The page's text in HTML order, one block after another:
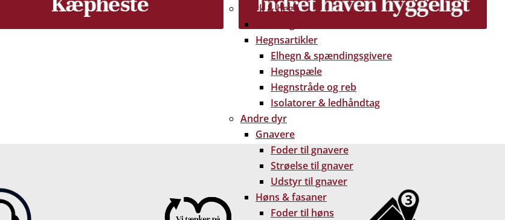
Mark & hegn
Hegnsartikler
Elhegn & spændingsgivere
Hegnspæle
Hegnstråde og reb
Isolatorer & ledhåndtag
Andre dyr
Gnavere
Foder til gnavere
Strøelse til gnaver
Udstyr til gnaver
Høns & fasaner
Foder til høns
Otterup eller et andet sted på Fyn? Vi leverer gratis dine træpiller på hele Fyn. Uanset hvor på Fyn
kommer hele Fyn rundt i løbet af en uge, så du kan få leveret dine træpiller.